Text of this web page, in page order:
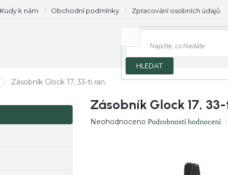
Kudy k nám Obchodní podmínky Zpracování osobních údajů
HLEDAT
Zásobník Glock 17, 33-ti ran.
Zásobník Glock 17,
Průměrné
Neohodnoceno Podrobnosti hodnocení